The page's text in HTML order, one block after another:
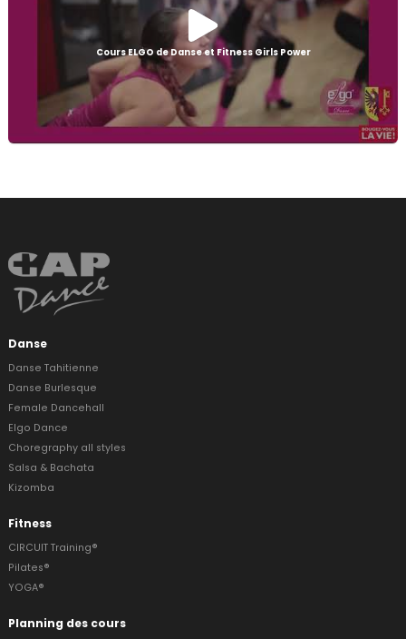
Cours ELGO de Danse et Fitness Girls Power
Danse
Danse Tahitienne
Danse Burlesque
Female Dancehall
Elgo Dance
Choregraphy all styles
Salsa & Bachata
Kizomba
Fitness
CIRCUIT Training®
Pilates®
YOGA®
Planning des cours